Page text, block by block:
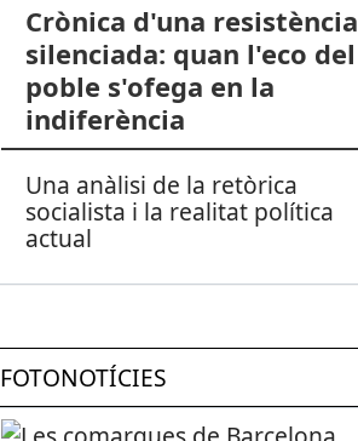
Crònica d'una resistència
silenciada: quan l'eco del
poble s'ofega en la
indiferència
Una anàlisi de la retòrica
socialista i la realitat política
actual
FOTONOTÍCIES